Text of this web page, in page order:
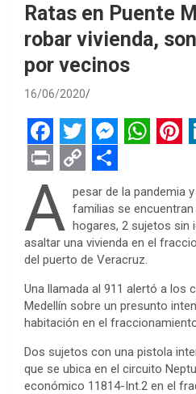
Ratas en Puente
robar vivienda,
por vecinos
16/06/2020
F
a
c
e
b
o
o
T
w
i
t
t
e
r
M
e
s
s
e
n
g
r
h
a
t
s
A
p
i
n
t
r
e
t
i
I
P
r
i
n
t
C
o
p
y
L
i
n
k
S
h
a
r
e
A pesar de la pandemia
familias se
hogares, 2 sujetos sin
asaltar una vivienda en el
del puerto de Veracruz.
Una llamada al 911 alertó a los
Medellín sobre un presunto
habitación en el
Dos sujetos con una pistola
que se ubica en el circuito
económico 11814-Int.2 en el